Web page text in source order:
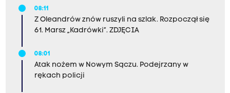
08:11
Z Oleandrów znów ruszyli na szlak. Rozpoczął się
61. Marsz „Kadrówki”. ZDJĘCIA
08:01
Atak nożem w Nowym Sączu. Podejrzany w
rękach policji